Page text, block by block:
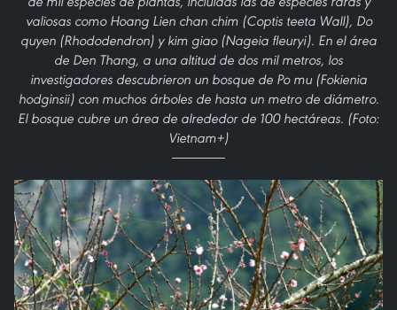
valiosas como Hoang Lien chan chim (Coptis teeta Wall), Do
quyen (Rhododendron) y kim giao (Nageia fleuryi). En el área
de Den Thang, a una altitud de dos mil metros, los
investigadores descubrieron un bosque de Po mu (Fokienia
hodginsii) con muchos árboles de hasta un metro de diámetro.
El bosque cubre un área de alrededor de 100 hectáreas. (Foto:
Vietnam+)